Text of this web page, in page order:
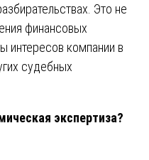
Это не
финансовых
интересов компании в
судебных
экспертиза?